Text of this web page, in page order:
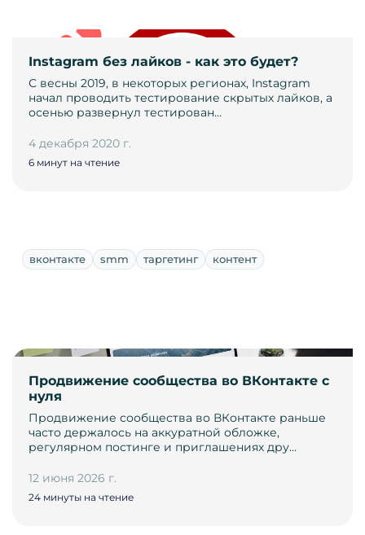
Instagram без лайков - как это будет?
С весны 2019, в некоторых регионах, Instagram
начал проводить тестирование скрытых лайков, а
осенью развернул тестирован…
4 декабря 2020 г.
6 минут на чтение
вконтакте smm таргетинг контент
Продвижение сообщества во ВКонтакте с
нуля
Продвижение сообщества во ВКонтакте раньше
часто держалось на аккуратной обложке,
регулярном постинге и приглашениях дру…
12 июня 2026 г.
24 минуты на чтение